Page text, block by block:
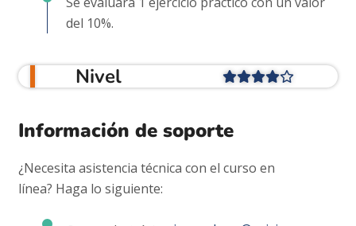
del 10%.
Nivel
Información de soporte
¿Necesita asistencia técnica con el curso en
línea? Haga lo siguiente: